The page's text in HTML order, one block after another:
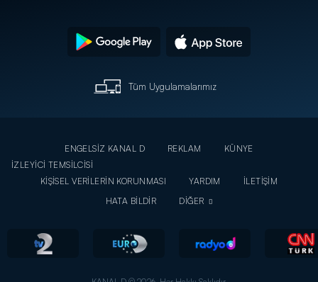
Tüm Uygulamalarımız
ENGELSİZ KANAL D REKLAM
KÜNYE
İZLEYİCİ TEMSİLCİSİ
KİŞİSEL VERİLERİN KORUNMASI
YARDIM
İLETİŞİM
HATA BİLDİR
DİĞER